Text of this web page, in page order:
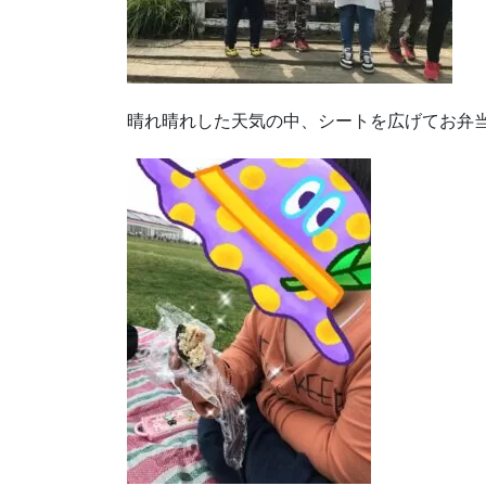
晴れ晴れした天気の中、シートを広げてお弁